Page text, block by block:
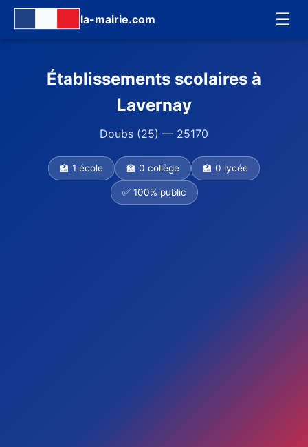
la-mairie.com ☰
Établissements scolaires à
Lavernay
Doubs (25) — 25170
🏫 1 école 🏫 0 collège 🏫 0 lycée
✅ 100% public